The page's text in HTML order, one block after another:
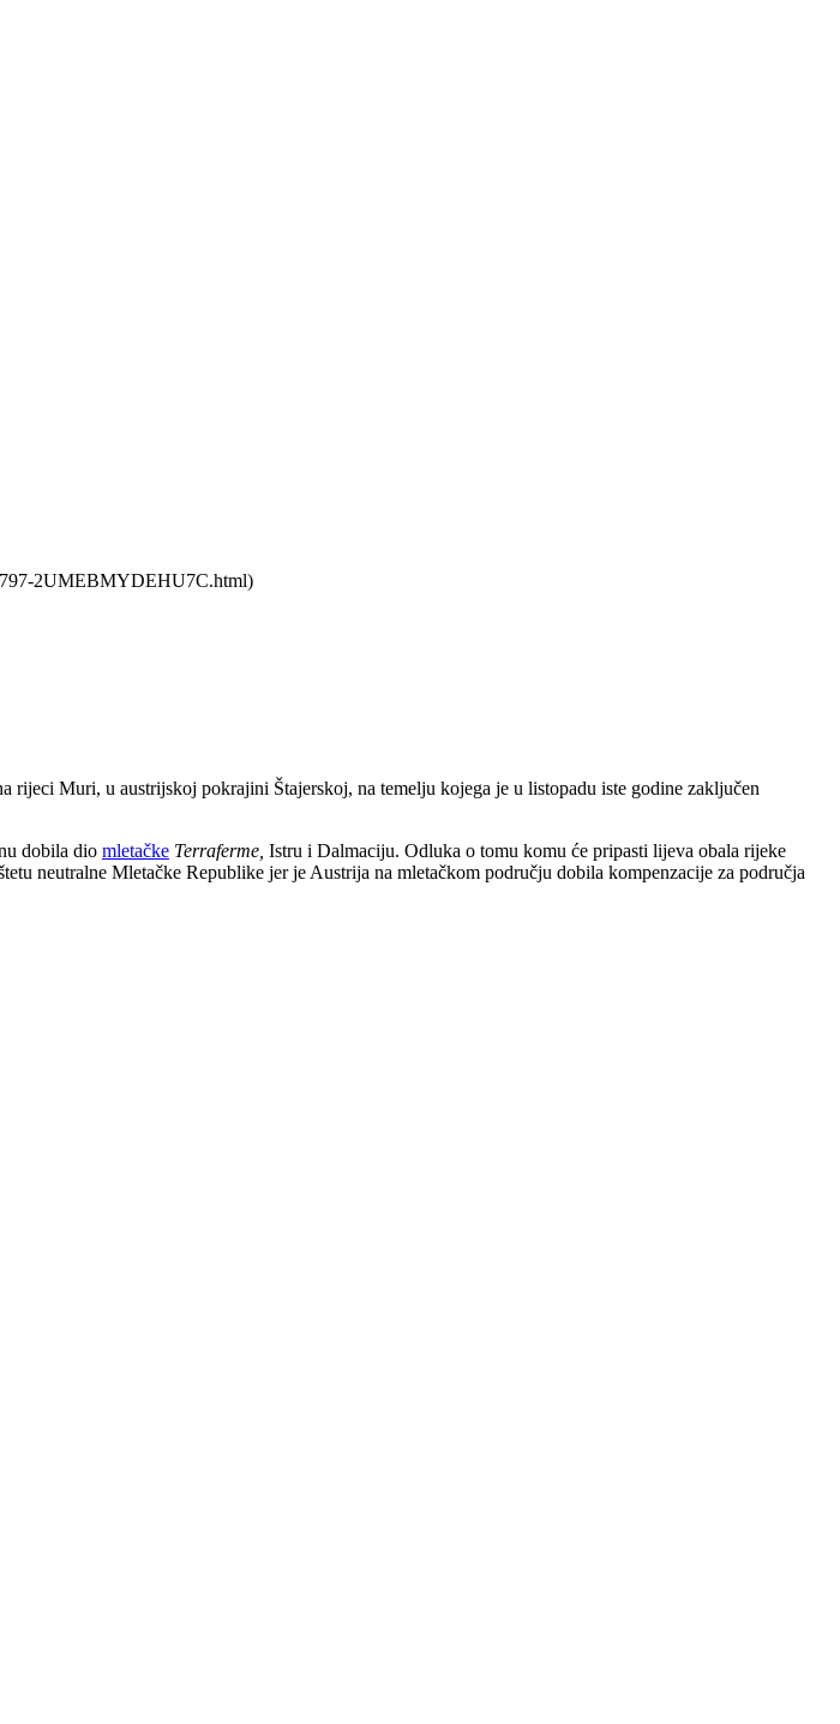
2UMEBMYDEHU7C.html)
rijeci Muri, u austrijskoj pokrajini Štajerskoj, na temelju kojega je u listopadu iste godine zaključen
dobila dio mletačke Terraferme, Istru i Dalmaciju. Odluka o tomu komu će pripasti lijeva obala rijeke
neutralne Mletačke Republike jer je Austrija na mletačkom području dobila kompenzacije za područja